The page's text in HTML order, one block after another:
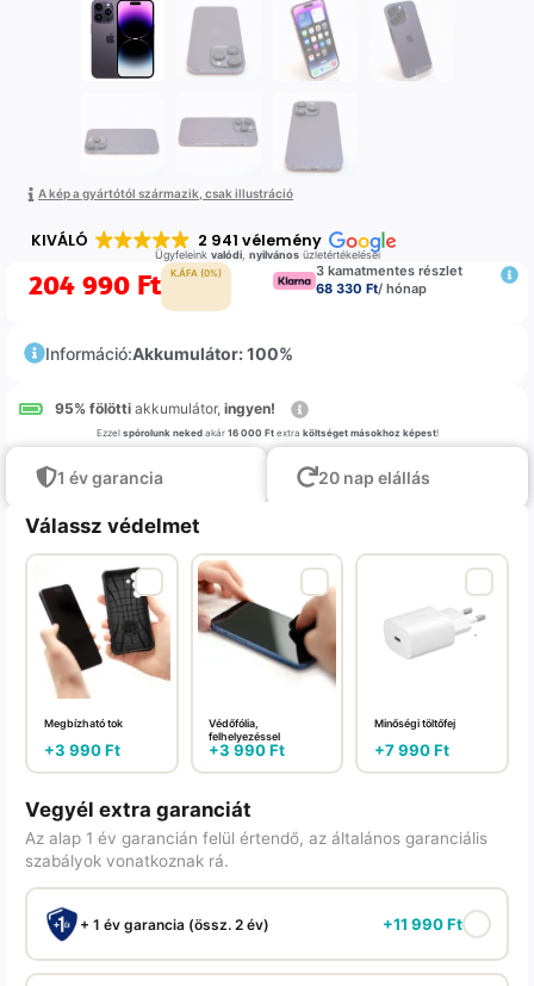
A kép a gyártótól származik, csak illustráció
KIVÁLÓ 2 941 vélemény
Ügyfeleink valódi, nyilvánosüzletértékelései
204 990 Ft K.ÁFA (0%)
3 kamatmentes részlet
68 330 Ft/ hónap
Információ:Akkumulátor: 100%
95% fölötti akkumulátor, ingyen!
Ezzel spórolunk nekedakár 16 000 Ftextra költséget másokhoz képest!
1 év garancia 20 nap elállás
Válassz védelmet
Megbízható tok
+3 990Ft
Védőfólia,
felhelyezéssel
+3 990Ft
Minőségi töltőfej
+7 990Ft
Vegyél extra garanciát
Az alap 1 év garancián felül értendő, az általános garanciális
szabályok vonatkoznak rá.
+ 1 év garancia (össz. 2 év) +11 990Ft